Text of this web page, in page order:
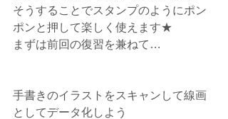
そうすることでスタンプのようにポン
ポンと押して楽しく使えます★
まずは前回の復習を兼ねて…
手書きのイラストをスキャンして線画
としてデータ化しよう